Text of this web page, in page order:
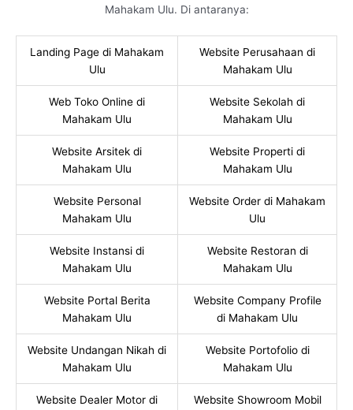
Mahakam Ulu. Di antaranya:
Landing Page di Mahakam
Ulu
Website Perusahaan di
Mahakam Ulu
Web Toko Online di
Mahakam Ulu
Website Sekolah di
Mahakam Ulu
Website Arsitek di
Mahakam Ulu
Website Properti di
Mahakam Ulu
Website Personal
Mahakam Ulu
Website Order di Mahakam
Ulu
Website Instansi di
Mahakam Ulu
Website Restoran di
Mahakam Ulu
Website Portal Berita
Mahakam Ulu
Website Company Profile
di Mahakam Ulu
Website Undangan Nikah di
Mahakam Ulu
Website Portofolio di
Mahakam Ulu
Website Dealer Motor di Website Showroom Mobil